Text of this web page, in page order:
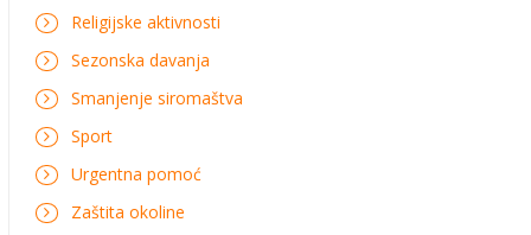
Religijske aktivnosti
Sezonska davanja
Smanjenje siromaštva
Sport
Urgentna pomoć
Zaštita okoline